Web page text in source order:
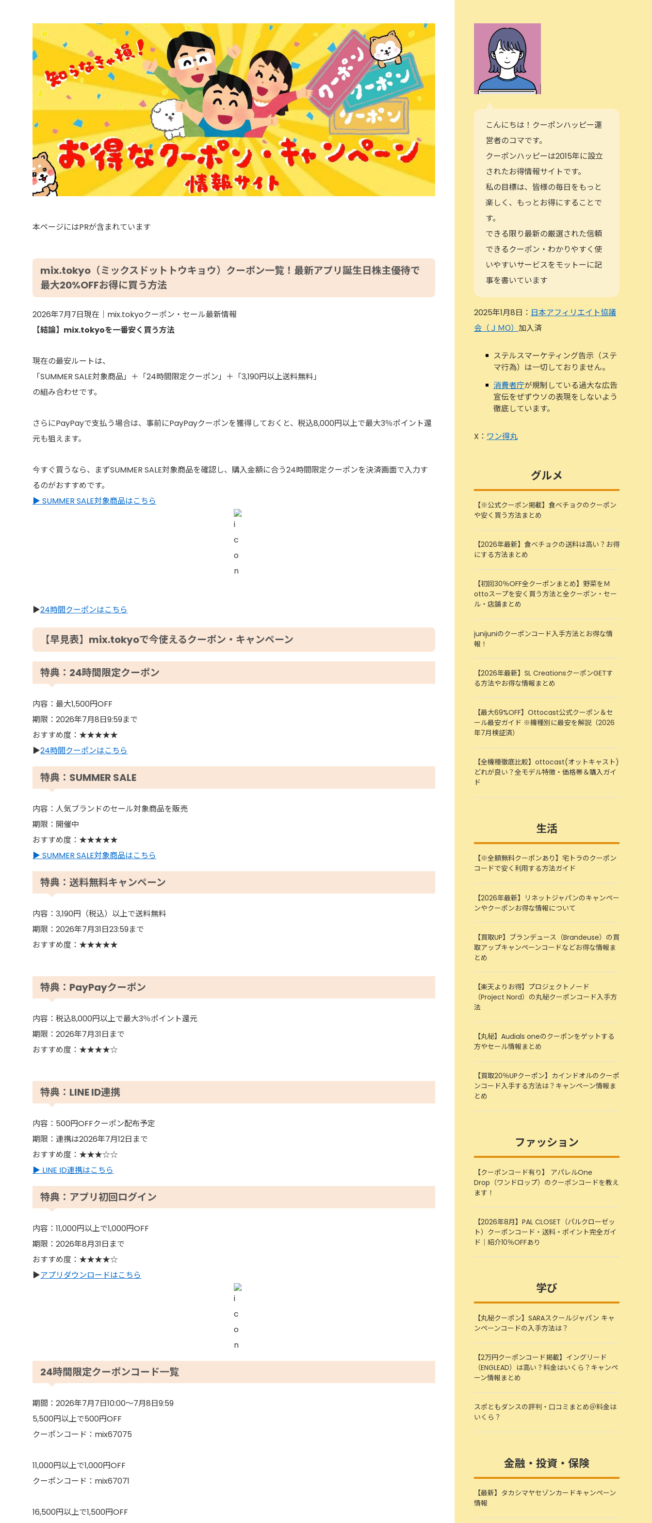
本ページにはPRが含まれています
mix.tokyo（ミックスドットトウキョウ）クーポン一覧！最新アプリ誕生日株主優待で
最大20%OFFお得に買う方法
2026年7月7日現在｜mix.tokyoクーポン・セール最新情報
【結論】mix.tokyoを一番安く買う方法
現在の最安ルートは、
「SUMMER SALE対象商品」＋「24時間限定クーポン」＋「3,190円以上送料無料」
の組み合わせです。
さらにPayPayで支払う場合は、事前にPayPayクーポンを獲得しておくと、税込8,000円以上で最大3％ポイント還
元も狙えます。
今すぐ買うなら、まずSUMMER SALE対象商品を確認し、購入金額に合う24時間限定クーポンを決済画面で入力す
るのがおすすめです。
▶ SUMMER SALE対象商品はこちら
▶24時間クーポンはこちら
【早見表】mix.tokyoで今使えるクーポン・キャンペーン
特典：24時間限定クーポン
内容：最大1,500円OFF
期限：2026年7月8日9:59まで
おすすめ度：★★★★★
▶24時間クーポンはこちら
特典：SUMMER SALE
内容：人気ブランドのセール対象商品を販売
期限：開催中
おすすめ度：★★★★★
▶ SUMMER SALE対象商品はこちら
特典：送料無料キャンペーン
内容：3,190円（税込）以上で送料無料
期限：2026年7月31日23:59まで
おすすめ度：★★★★★
特典：PayPayクーポン
内容：税込8,000円以上で最大3％ポイント還元
期限：2026年7月31日まで
おすすめ度：★★★★☆
特典：LINE ID連携
内容：500円OFFクーポン配布予定
期限：連携は2026年7月12日まで
おすすめ度：★★★☆☆
▶ LINE ID連携はこちら
特典：アプリ初回ログイン
内容：11,000円以上で1,000円OFF
期限：2026年8月31日まで
おすすめ度：★★★★☆
▶アプリダウンロードはこちら
24時間限定クーポンコード一覧
期間：2026年7月7日10:00～7月8日9:59
5,500円以上で500円OFF
クーポンコード：mix67075
11,000円以上で1,000円OFF
クーポンコード：mix67071
16,500円以上で1,500円OFF
こんにちは！クーポンハッピー運
営者のコマです。
クーポンハッピーは2015年に設立
されたお得情報サイトです。
私の目標は、皆様の毎日をもっと
楽しく、もっとお得にすることで
す。
できる限り最新の厳選された信頼
できるクーポン・わかりやすく使
いやすいサービスをモットーに記
事を書いています
2025年1月8日： 日本アフィリエイト協議
会（ＪＭО） 加入済
ステルスマーケティング告示（ステ
マ行為）は一切しておりません。
消費者庁が規制している過大な広告
宣伝をぜずウソの表現をしないよう
徹底しています。
X： ワン得丸
グルメ
【※公式クーポン掲載】食べチョクのクーポン
や安く買う方法まとめ
【2026年最新】食べチョクの送料は高い？お得
にする方法まとめ
【初回30％OFF全クーポンまとめ】野菜をＭ
ottoスープを安く買う方法と全クーポン・セー
ル・店舗まとめ
junijuniのクーポンコード入手方法とお得な情
報！
【2026年最新】SL CreationsクーポンGETす
る方法やお得な情報まとめ
【最大69%OFF】Ottocast公式クーポン＆セ
ール最安ガイド ※機種別に最安を解説（2026
年7月検証済）
【全機種徹底比較】ottocast(オットキャスト)
どれが良い？全モデル特徴・価格帯＆購入ガイ
ド
生活
【※全額無料クーポンあり】宅トラのクーポン
コードで安く利用する方法ガイド
【2026年最新】リネットジャパンのキャンペー
ンやクーポンお得な情報について
【買取UP】ブランデュース（Brandeuse）の買
取アップキャンペーンコードなどお得な情報ま
とめ
【楽天よりお得】プロジェクトノード
（Project Nord）の丸秘クーポンコード入手方
法
【丸秘】Audials oneのクーポンをゲットする
方やセール情報まとめ
【買取20％UPクーポン】カインドオルのクーポ
ンコード入手する方法は？キャンペーン情報ま
とめ
ファッション
【クーポンコード有り】 アパレルOne
Drop（ワンドロップ）のクーポンコードを教え
ます！
【2026年8月】PAL CLOSET（パルクローゼッ
ト）クーポンコード・送料・ポイント完全ガイ
ド｜紹介10％OFFあり
学び
【丸秘クーポン】SARAスクールジャパン キャ
ンペーンコードの入手方法は？
【2万円クーポンコード掲載】イングリード
（ENGLEAD）は高い？料金はいくら？キャンペ
ーン情報まとめ
スポともダンスの評判・口コミまとめ＠料金は
いくら？
金融・投資・保険
【最新】タカシマヤセゾンカードキャンペーン
情報